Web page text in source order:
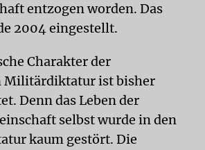
entzogen worden. Das
2004 eingestellt.
Charakter der
Militärdiktatur ist bisher
Denn das Leben der
selbst wurde in den
kaum gestört. Die